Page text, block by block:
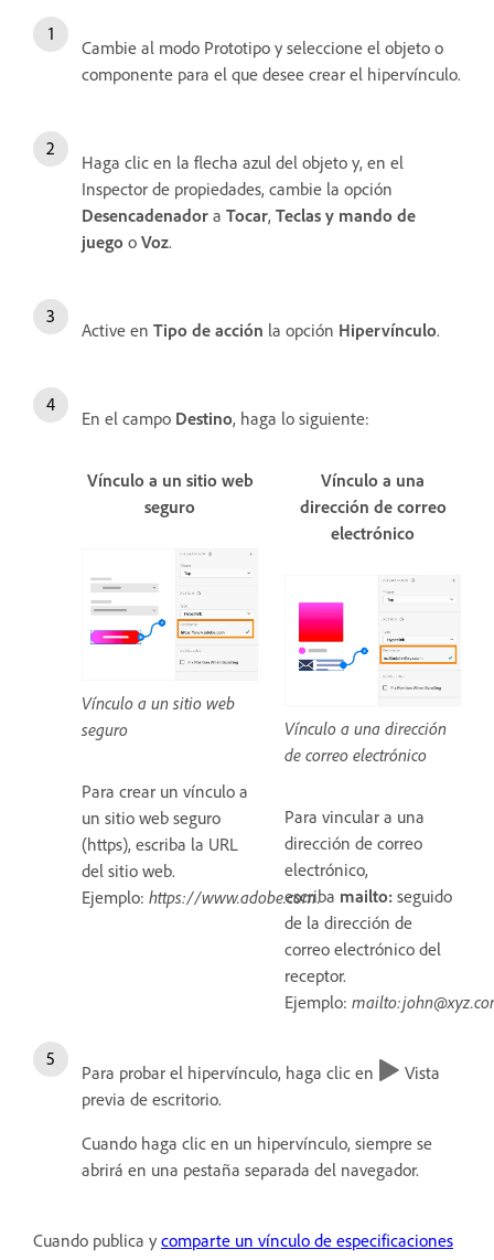
Cambie al modo Prototipo y seleccione el objeto o
componente para el que desee crear el hipervínculo.
Haga clic en la flecha azul del objeto y, en el
Inspector de propiedades, cambie la opción
Desencadenador a Tocar, Teclas y mando de
juego o Voz.
Active en Tipo de acción la opción Hipervínculo.
En el campo Destino, haga lo siguiente:
Vínculo a un sitio web
seguro
Vínculo a un sitio web
seguro
Para crear un vínculo a
un sitio web seguro
(https), escriba la URL
del sitio web.
Ejemplo: https://www.adobe.com.
Vínculo a una
dirección de correo
electrónico
Vínculo a una dirección
de correo electrónico
Para vincular a una
dirección de correo
electrónico,
escriba mailto: seguido
de la dirección de
correo electrónico del
receptor.
Ejemplo:
Para probar el hipervínculo, haga clic en
Vista
previa de escritorio.
Cuando haga clic en un hipervínculo, siempre se
abrirá en una pestaña separada del navegador.
Cuando publica y comparte un vínculo de especificaciones